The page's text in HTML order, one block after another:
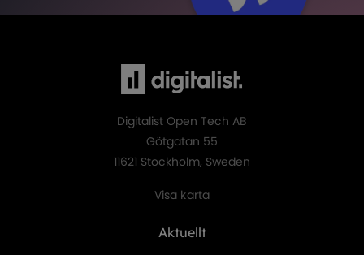
Digitalist Open Tech AB
Götgatan 55
11621 Stockholm, Sweden
Visa karta
Aktuellt